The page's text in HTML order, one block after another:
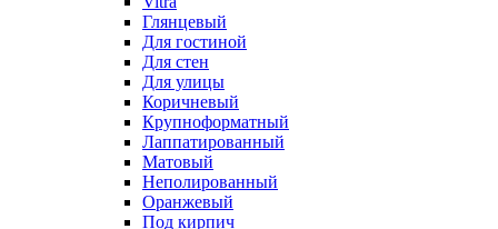
Глянцевый
Для гостиной
Для стен
Для улицы
Коричневый
Крупноформатный
Лаппатированный
Матовый
Неполированный
Оранжевый
Под кирпич